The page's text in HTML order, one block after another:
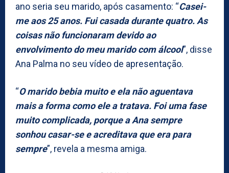
ano seria seu marido, após casamento: “Casei-
me aos 25 anos. Fui casada durante quatro. As
coisas não funcionaram devido ao
envolvimento do meu marido com álcool”, disse
Ana Palma no seu vídeo de apresentação.
“O marido bebia muito e ela não aguentava
mais a forma como ele a tratava. Foi uma fase
muito complicada, porque a Ana sempre
sonhou casar-se e acreditava que era para
sempre”, revela a mesma amiga.